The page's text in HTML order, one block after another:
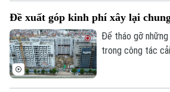
Kinh nghiệm
Xe máy
Thị trường
Đánh giá
Tuyển sinh
Hướng nghiệp
Làng nghề
Di tích
Sức khỏe
Y tế
Dinh dưỡng
Thể thao
Đề xuất góp kinh phí xây lại
Để tháo gỡ
trong công tác